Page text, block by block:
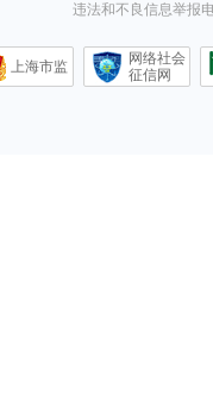
违法和不良信息举报
上海市监
网络社会
征信网